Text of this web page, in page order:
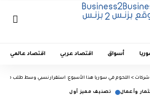
أسواق اقتصاد عربي اقتصاد عالمي
> اللحوم في سوريا هذا الأسبوع: استقرار نسبي وسط طلب
وأعمال تصنيف مميز أول